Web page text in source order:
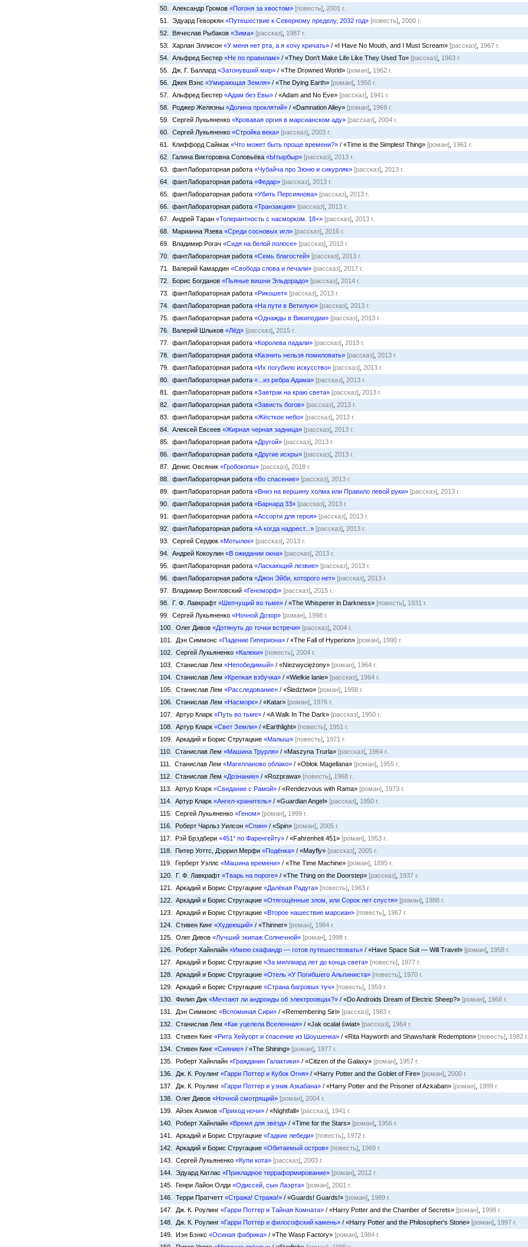
50. Александр Громов «Погоня за хвостом» [повесть] 2001 г.
51. Эдуард Геворкян «Путешествие к Северному пределу, 2032 год» [повесть] 2000 г.
52. Вячеслав Рыбаков «Зима» [рассказ] 1987 г.
53. Харлан Эллисон «У меня нет рта, а я хочу кричать» / «I Have No Mouth, and I Must Scream» [рассказ] 1967 г.
54. Альфред Бестер «Не по правилам» / «They Don't Make Life Like They Used To» [рассказ] 1963 г.
55. Дж. Г. Баллард «Затонувший мир» / «The Drowned World» [роман] 1962 г.
56. Джек Вэнс «Умирающая Земля» / «The Dying Earth» [роман] 1950 г.
57. Альфред Бестер «Адам без Евы» / «Adam and No Eve» [рассказ] 1941 г.
58. Роджер Желязны «Долина проклятий» / «Damnation Alley» [роман] 1969 г.
59. Сергей Лукьяненко «Кровавая оргия в марсианском аду» [рассказ] 2004 г.
60. Сергей Лукьяненко «Стройка века» [рассказ] 2003 г.
61. Клиффорд Саймак «Что может быть проще времени?» / «Time is the Simplest Thing» [роман] 1961 г.
62. Галина Викторовна Соловьёва «Ытырбыр» [рассказ] 2013 г.
63. фантЛабораторная работа «Чубайча про Зюню и сикурляк» [рассказ] 2013 г.
64. фантЛабораторная работа «Федар» [рассказ] 2013 г.
65. фантЛабораторная работа «Убить Персиянова» [рассказ] 2013 г.
66. фантЛабораторная работа «Транзакция» [рассказ] 2013 г.
67. Андрей Таран «Толерантность с насморком. 18+» [рассказ] 2013 г.
68. Марианна Язева «Среди сосновых игл» [рассказ] 2016 г.
69. Владимир Рогач «Сидя на белой полосе» [рассказ] 2013 г.
70. фантЛабораторная работа «Семь благостей» [рассказ] 2013 г.
71. Валерий Камардин «Свобода слова и печали» [рассказ] 2017 г.
72. Борис Богданов «Пьяные вишни Эльдорадо» [рассказ] 2014 г.
73. фантЛабораторная работа «Рикошет» [рассказ] 2013 г.
74. фантЛабораторная работа «На пути в Ветилую» [рассказ] 2013 г.
75. фантЛабораторная работа «Однажды в Википедии» [рассказ] 2013 г.
76. Валерий Шлыков «Лёд» [рассказ] 2015 г.
77. фантЛабораторная работа «Королева падали» [рассказ] 2013 г.
78. фантЛабораторная работа «Казнить нельзя помиловать» [рассказ] 2013 г.
79. фантЛабораторная работа «Их погубило искусство» [рассказ] 2013 г.
80. фантЛабораторная работа «...из ребра Адама» [рассказ] 2013 г.
81. фантЛабораторная работа «Завтрак на краю света» [рассказ] 2013 г.
82. фантЛабораторная работа «Зависть богов» [рассказ] 2013 г.
83. фантЛабораторная работа «Жёсткое небо» [рассказ] 2013 г.
84. Алексей Евсеев «Жирная черная задница» [рассказ] 2013 г.
85. фантЛабораторная работа «Другой» [рассказ] 2013 г.
86. фантЛабораторная работа «Другие искры» [рассказ] 2013 г.
87. Денис Овсяник «Гробокопы» [рассказ] 2018 г.
88. фантЛабораторная работа «Во спасение» [рассказ] 2013 г.
89. фантЛабораторная работа «Вниз на вершину холма или Правило левой руки» [рассказ] 2013 г.
90. фантЛабораторная работа «Барнард 33» [рассказ] 2013 г.
91. фантЛабораторная работа «Ассорти для героя» [рассказ] 2013 г.
92. фантЛабораторная работа «А когда надоест...» [рассказ] 2013 г.
93. Сергей Сердюк «Мотылек» [рассказ] 2013 г.
94. Андрей Кокоулин «В ожидании окна» [рассказ] 2013 г.
95. фантЛабораторная работа «Ласкающий лезвие» [рассказ] 2013 г.
96. фантЛабораторная работа «Джон Эйби, которого нет» [рассказ] 2013 г.
97. Владимир Венгловский «Геноморф» [рассказ] 2015 г.
98. Г. Ф. Лавкрафт «Шепчущий во тьме» / «The Whisperer in Darkness» [повесть] 1931 г.
99. Сергей Лукьяненко «Ночной Дозор» [роман] 1998 г.
100. Олег Дивов «Дотянуть до точки встречи» [рассказ] 2004 г.
101. Дэн Симмонс «Падение Гипериона» / «The Fall of Hyperion» [роман] 1990 г.
102. Сергей Лукьяненко «Калеки» [повесть] 2004 г.
103. Станислав Лем «Непобедимый» / «Niezwyciężony» [роман] 1964 г.
104. Станислав Лем «Крепкая взбучка» / «Wielkie lanie» [рассказ] 1964 г.
105. Станислав Лем «Расследование» / «Śledztwo» [роман] 1958 г.
106. Станислав Лем «Насморк» / «Katar» [роман] 1976 г.
107. Артур Кларк «Путь во тьме» / «A Walk In The Dark» [рассказ] 1950 г.
108. Артур Кларк «Свет Земли» / «Earthlight» [повесть] 1951 г.
109. Аркадий и Борис Стругацкие «Малыш» [повесть] 1971 г.
110. Станислав Лем «Машина Трурля» / «Maszyna Trurla» [рассказ] 1964 г.
111. Станислав Лем «Магелланово облако» / «Obłok Magellana» [роман] 1955 г.
112. Станислав Лем «Дознание» / «Rozprawa» [повесть] 1968 г.
113. Артур Кларк «Свидание с Рамой» / «Rendezvous with Rama» [роман] 1973 г.
114. Артур Кларк «Ангел-хранитель» / «Guardian Angel» [рассказ] 1950 г.
115. Сергей Лукьяненко «Геном» [роман] 1999 г.
116. Роберт Чарльз Уилсон «Спин» / «Spin» [роман] 2005 г.
117. Рэй Брэдбери «451° по Фаренгейту» / «Fahrenheit 451» [роман] 1953 г.
118. Питер Уоттс, Дэррил Мерфи «Подёнка» / «Mayfly» [рассказ] 2005 г.
119. Герберт Уэллс «Машина времени» / «The Time Machine» [роман] 1895 г.
120. Г. Ф. Лавкрафт «Тварь на пороге» / «The Thing on the Doorstep» [рассказ] 1937 г.
121. Аркадий и Борис Стругацкие «Далёкая Радуга» [повесть] 1963 г.
122. Аркадий и Борис Стругацкие «Отягощённые злом, или Сорок лет спустя» [роман] 1988 г.
123. Аркадий и Борис Стругацкие «Второе нашествие марсиан» [повесть] 1967 г.
124. Стивен Кинг «Худеющий» / «Thinner» [роман] 1984 г.
125. Олег Дивов «Лучший экипаж Солнечной» [роман] 1998 г.
126. Роберт Хайнлайн «Имею скафандр — готов путешествовать» / «Have Space Suit — Will Travel» [роман] 1958 г.
127. Аркадий и Борис Стругацкие «За миллиард лет до конца света» [повесть] 1977 г.
128. Аркадий и Борис Стругацкие «Отель «У Погибшего Альпиниста» [повесть] 1970 г.
129. Аркадий и Борис Стругацкие «Страна багровых туч» [повесть] 1959 г.
130. Филип Дик «Мечтают ли андроиды об электроовцах?» / «Do Androids Dream of Electric Sheep?» [роман] 1968 г.
131. Дэн Симмонс «Вспоминая Сири» / «Remembering Siri» [рассказ] 1983 г.
132. Станислав Лем «Как уцелела Вселенная» / «Jak ocalał świat» [рассказ] 1964 г.
133. Стивен Кинг «Рита Хейуорт и спасение из Шоушенка» / «Rita Hayworth and Shawshank Redemption» [повесть] 1982 г.
134. Стивен Кинг «Сияние» / «The Shining» [роман] 1977 г.
135. Роберт Хайнлайн «Гражданин Галактики» / «Citizen of the Galaxy» [роман] 1957 г.
136. Дж. К. Роулинг «Гарри Поттер и Кубок Огня» / «Harry Potter and the Goblet of Fire» [роман] 2000 г.
137. Дж. К. Роулинг «Гарри Поттер и узник Азкабана» / «Harry Potter and the Prisoner of Azkaban» [роман] 1999 г.
138. Олег Дивов «Ночной смотрящий» [роман] 2004 г.
139. Айзек Азимов «Приход ночи» / «Nightfall» [рассказ] 1941 г.
140. Роберт Хайнлайн «Время для звёзд» / «Time for the Stars» [роман] 1956 г.
141. Аркадий и Борис Стругацкие «Гадкие лебеди» [повесть] 1972 г.
142. Аркадий и Борис Стругацкие «Обитаемый остров» [повесть] 1969 г.
143. Сергей Лукьяненко «Купи кота» [рассказ] 2003 г.
144. Эдуард Катлас «Прикладное терраформирование» [роман] 2012 г.
145. Генри Лайон Олди «Одиссей, сын Лаэрта» [роман] 2001 г.
146. Терри Пратчетт «Стража! Стража!» / «Guards! Guards!» [роман] 1989 г.
147. Дж. К. Роулинг «Гарри Поттер и Тайная Комната» / «Harry Potter and the Chamber of Secrets» [роман] 1998 г.
148. Дж. К. Роулинг «Гарри Поттер и философский камень» / «Harry Potter and the Philosopher's Stone» [роман] 1997 г.
149. Иэн Бэнкс «Осиная фабрика» / «The Wasp Factory» [роман] 1984 г.